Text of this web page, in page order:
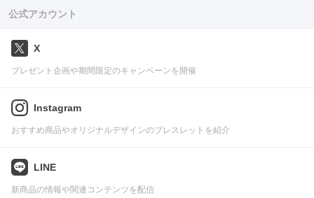
公式アカウント
X
プレゼント企画や期間限定のキャンペーンを開催
Instagram
おすすめ商品やオリジナルデザインのブレスレットを紹介
LINE
新商品の情報や関連コンテンツを配信